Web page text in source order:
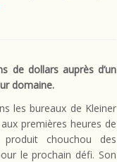
de dollars auprès d’un
domaine.
les bureaux de Kleiner
premières heures de
chouchou des
le prochain défi. Son